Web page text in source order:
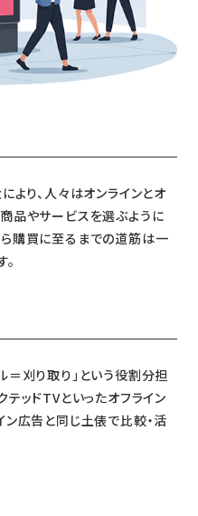
より、人々はオンラインとオ
品やサービスを選ぶように
購買に至るまでの道筋は一
＝刈り取り」という役割分担
ッドTVといったオフライン
ン広告と同じ土俵で比較・活